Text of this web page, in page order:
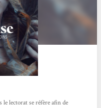
lectorat se réfère afin de